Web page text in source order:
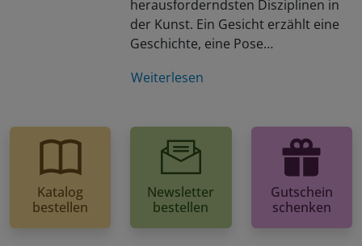
herausforderndsten Disziplinen in
der Kunst. Ein Gesicht erzählt eine
Geschichte, eine Pose…
Weiterlesen
Katalog
bestellen
Newsletter
bestellen
Gutschein
schenken